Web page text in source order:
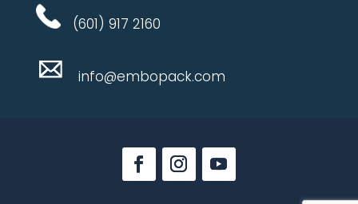
(601) 917 2160
info@embopack.com